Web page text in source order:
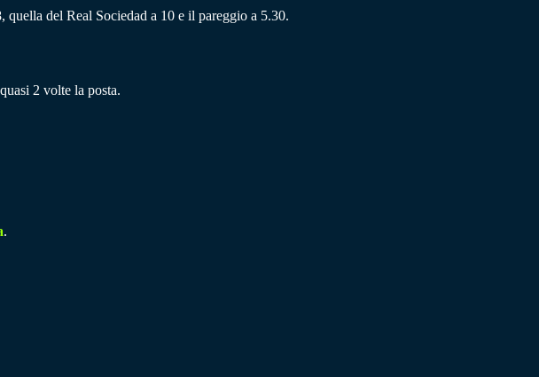
del Real Sociedad a 10 e il pareggio a 5.30.
2 volte la posta.
.